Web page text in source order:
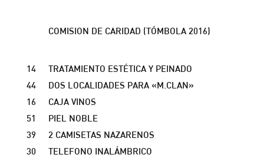
COMISION DE CARIDAD (TÓMBOLA 2016)
14
TRATAMIENTO ESTÉTICA Y PEINADO
44
DOS LOCALIDADES PARA «M.CLAN»
16
CAJA VINOS
51
PIEL NOBLE
39
2 CAMISETAS NAZARENOS
30
TELEFONO INALÁMBRICO